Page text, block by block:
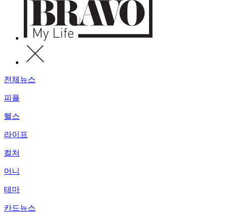
전체뉴스
피플
헬스
라이프
컬처
머니
테마
카드뉴스